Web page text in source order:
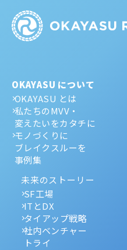
OKAYASU について
OKAYASU とは
私たちのMVV・
変えたいをカタチに
モノづくりに
ブレイクスルーを
事例集
未来のストーリー
SF工場
ITとDX
タイアップ戦略
社内ベンチャー
トライ